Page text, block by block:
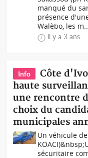
manqué du
présence
Walèbo, les
il y a 3 ans
Info
Côte
haute
une rencontre
choix du
municipales
Un véhicule
sécuritaire